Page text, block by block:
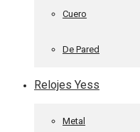
Cuero
De Pared
Relojes Yess
Metal